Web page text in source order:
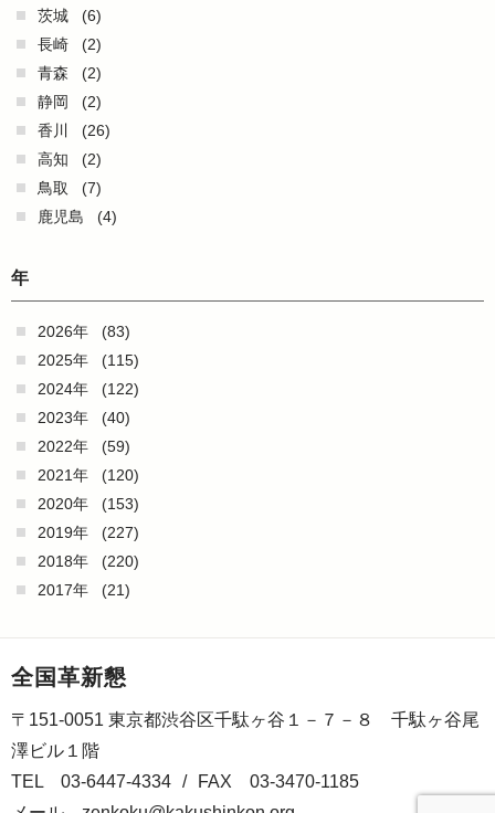
茨城
(6)
長崎
(2)
青森
(2)
静岡
(2)
香川
(26)
高知
(2)
鳥取
(7)
鹿児島
(4)
年
2026年
(83)
2025年
(115)
2024年
(122)
2023年
(40)
2022年
(59)
2021年
(120)
2020年
(153)
2019年
(227)
2018年
(220)
2017年
(21)
全国革新懇
〒151-0051 東京都渋谷区千駄ヶ谷１－７－８ 千駄ヶ谷尾
澤ビル１階
TEL 03-6447-4334 /
FAX 03-3470-1185